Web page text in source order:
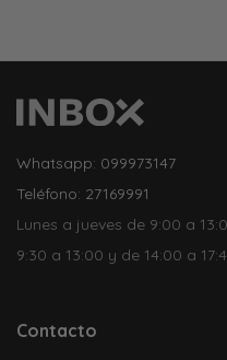
Whatsapp: 099973147
Teléfono: 27169991
Lunes a jueves de 9:00 a
9:30 a 13:00 y de 14:00 a
Contacto